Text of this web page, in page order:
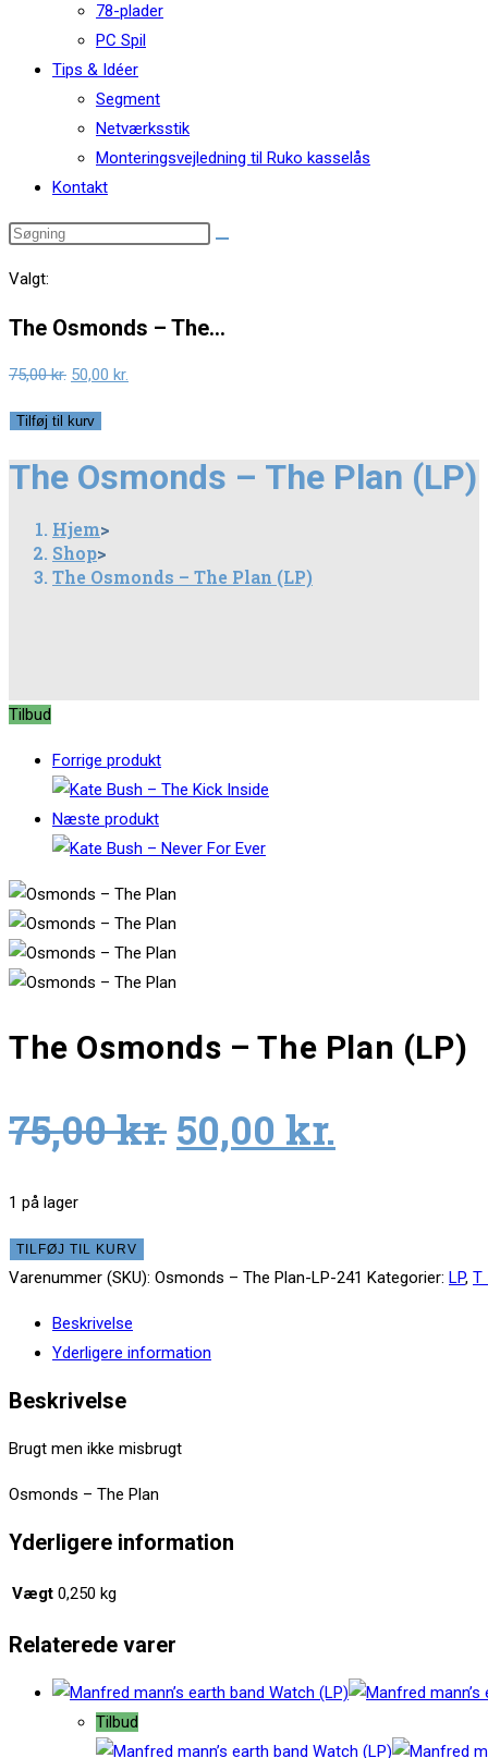
78-plader
PC Spil
Tips & Idéer
Segment
Netværksstik
Monteringsvejledning til Ruko kasselås
Kontakt
Valgt:
The Osmonds – The…
75,00kr. Original
was:
75,00 kr..
50,00 kr.
The
Plan
(LP)
Tilføj til kurv
The Osmonds – The Plan (LP)
Hjem>
Shop>
The Osmonds – The Plan (LP)
Tilbud
Forrige produkt
Næste produkt
The Osmonds – The Plan (LP)
75,00kr. Original
price
50,00 kr.
price
1 på lager
The
Osmonds
(LP)
TILFØJ TIL KURV
Varenummer (SKU): Osmonds – The Plan-LP-241 Kategorier: LP, T
Beskrivelse
Yderligere information
Beskrivelse
Brugt men ikke misbrugt
Osmonds – The Plan
Yderligere information
Vægt 0,250 kg
Relaterede varer
Tilbud